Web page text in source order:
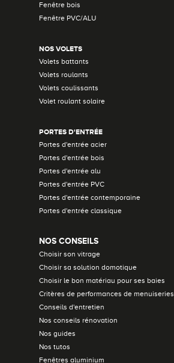
Fenêtre bois
Fenêtre PVC/ALU
NOS VOLETS
Volets battants
Volets roulants
Volets coulissants
Volet roulant solaire
PORTES D'ENTRÉE
Portes d'entrée acier
Portes d'entrée bois
Portes d'entrée alu
Portes d'entrée PVC
Portes d'entrée contemporaine
Portes d'entrée classique
NOS CONSEILS
Choisir son vitrage
Choisir sa solution domotique
Choisir le bon matériau pour ses baies
Critères de performances de menuiseries
Conseils d'entretien
Nos conseils rénovation
Nos guides
Nos tutos
Fenêtres aluminium